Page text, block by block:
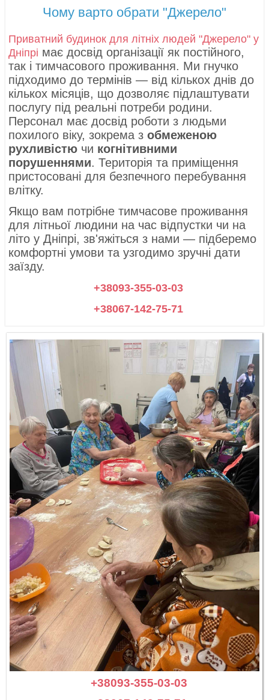
Чому варто обрати "Джерело"
Приватний будинок для літніх людей "Джерело" у
Дніпрі має досвід організації як постійного,
так і тимчасового проживання. Ми гнучко
підходимо до термінів — від кількох днів до
кількох місяців, що дозволяє підлаштувати
послугу під реальні потреби родини.
Персонал має досвід роботи з людьми
похилого віку, зокрема з обмеженою
рухливістю чи когнітивними
порушеннями. Територія та приміщення
пристосовані для безпечного перебування
влітку.
Якщо вам потрібне тимчасове проживання
для літньої людини на час відпустки чи на
літо у Дніпрі, зв'яжіться з нами — підберемо
комфортні умови та узгодимо зручні дати
заїзду.
+38093-355-03-03
+38067-142-75-71
+38093-355-03-03